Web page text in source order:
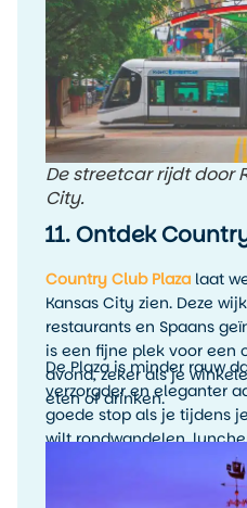
De streetcar rijdt door
City.
11. Ontdek
Country Club Plaza laat
Kansas City zien. Deze
restaurants en Spaans
is een fijne plek voor een
avond, zeker als je
eten of drinken.
De Plaza is minder rauw
verzorgder en eleganter
goede stop als je tijdens
wilt rondwandelen,